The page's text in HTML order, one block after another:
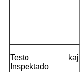
Testo kaj
Inspektado